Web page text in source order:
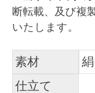
素材
仕立て